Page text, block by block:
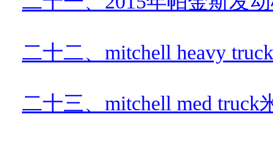
二十二、 mitchell heavy truck
二十三、 mitchell med truck